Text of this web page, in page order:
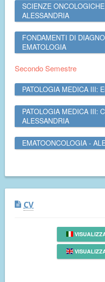
SCIENZE
ALESSANDRIA
FONDAMENTI DI
EMATOLOGIA
Secondo Semestre
PATOLOGIA MEDICA III:
PATOLOGIA MEDICA III:
ALESSANDRIA
EMATOONCOLOGIA -
CV